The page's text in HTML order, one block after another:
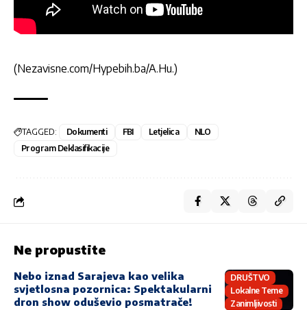
(Nezavisne.com/Hypebih.ba/A.Hu.)
TAGGED: Dokumenti FBI Letjelica
NLO
Program Deklasifikacije
Ne propustite
DRUŠTVO
Lokalne Teme
Zanimljivosti
Nebo iznad Sarajeva kao velika
svjetlosna pozornica: Spektakularni
dron show oduševio posmatrače!